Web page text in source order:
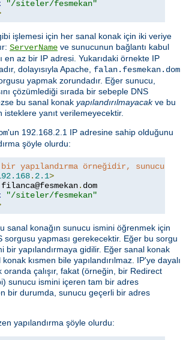
"/siteler/fesmekan"
işlemesi için her sanal konak için iki veriye
ServerName ve sunucunun bağlantı kabul
en az bir IP adresi. Yukarıdaki örnekte IP
dolayısıyla Apache, falan.fesmekan.dom
yapmak zorundadır. Eğer sunucu,
çözümlediği sırada bir sebeple DNS
bu sanal konak yapılandırılmayacakve bu
isteklere yanıt verilemeyecektir.
'un 192.168.2.1 IP adresine sahip olduğunu
şöyle olurdu:
yapılandırma örneğidir,
. 2.1>
filanca@fesmekan. dom
"/siteler/fesmekan"
sanal konağın sunucu ismini öğrenmek için
sorgusu yapması gerekecektir. Eğer bu sorgu
bir yapılandırmaya gidilir. Eğer sanal konak
kısmen bile yapılandırılmaz. IP'ye dayalı
çalışır, fakat (örneğin, bir Redirect
sunucu ismini içeren tam bir adres
bir durumda, sunucu geçerli bir adres
yapılandırma şöyle olurdu: